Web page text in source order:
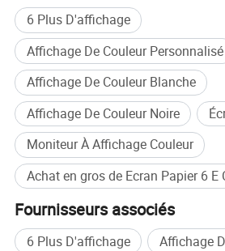
Applications
6 Plus D'affichage
Affichage De Couleur Personnalisé
Affichage De Couleur Blanche
Affichage De Couleur Noire
Moniteur À Affichage Couleur
Fournisseurs associés
6 Plus D'affichage
Affichage